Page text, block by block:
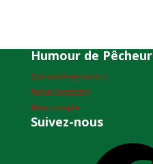
Humour de Pêcheur
Qui sommes-nous ?
Nous contacter
Mon compte
Suivez-nous